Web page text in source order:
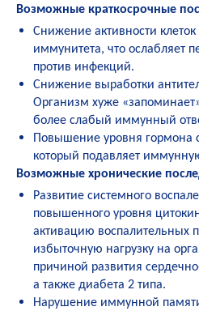
Возможные краткосрочные
Снижение активности
иммунитета, что ослабляет
против инфекций.
Снижение выработки
Организм хуже
более слабый иммунный
Повышение уровня гормона
который подавляет
Возможные хронические
Развитие системного
повышенного уровня
активацию воспалительных
избыточную нагрузку на
причиной развития
а также диабета 2 типа.
Нарушение иммунной